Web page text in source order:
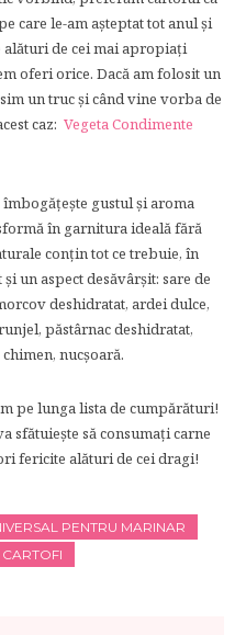
care le-am așteptat tot anul și
alături de cei mai apropiați
oferi orice. Dacă am folosit un
un truc și când vine vorba de
caz: Vegeta Condimente
gustul și aroma
în garnitura ideală fără
conțin tot ce trebuie, în
un aspect desăvârșit: sare de
deshidratat, ardei dulce,
păstârnac deshidratat,
nucșoară.
pe lunga lista de cumpărături!
sfătuiește să consumați carne
fericite alături de cei dragi!
PENTRU MARINAR